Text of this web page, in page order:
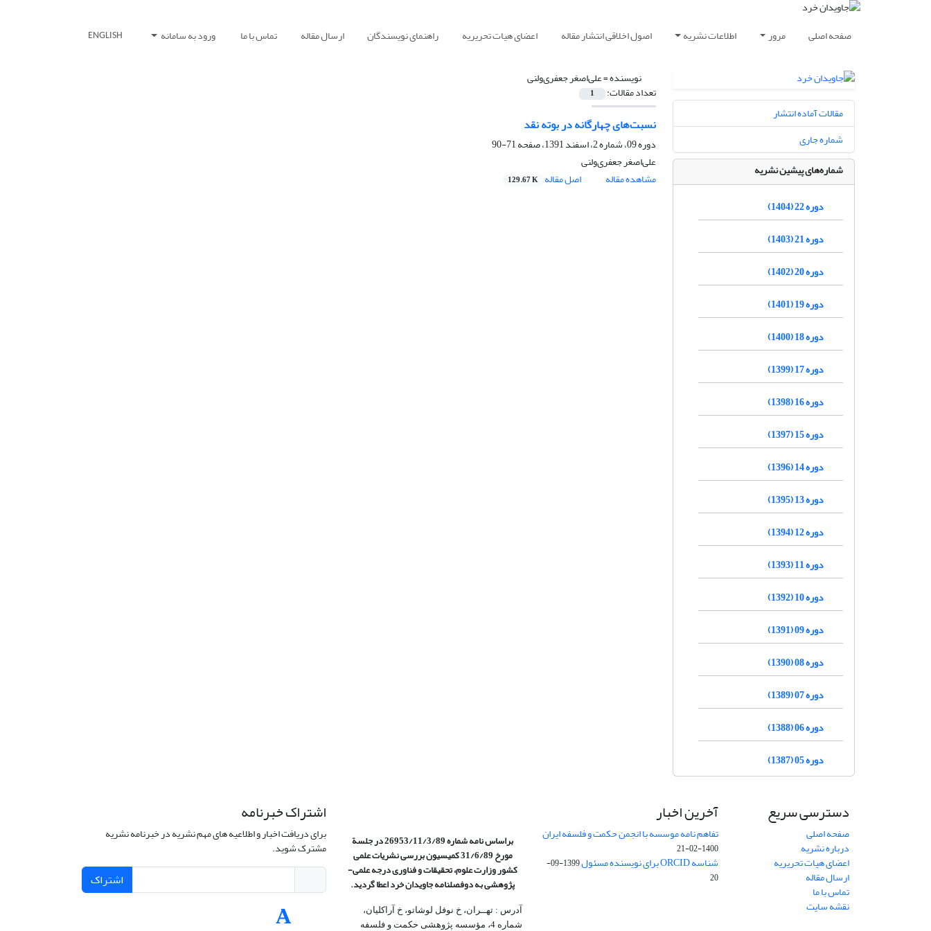
صفحه اصلی مرور اطلاعات نشریه اصول اخلاقی انتشار مقاله اعضای هیات تحریریه راهنمای نویسندگان ارسال مقاله تماس با ما ورود به سامانه ENGLISH
نویسنده =علی‌اصغر جعفری‌ولنی
تعداد مقالات: 1
نسبت‌های چهارگانه در بوته نقد
دوره 09، شماره 2، اسفند 1391، صفحه
71-90
علی‌اصغر جعفری‌ولنی
مشاهده مقاله
اصل مقاله 129.67 K
مقالات آماده انتشار
شماره جاری
شماره‌های پیشین نشریه
دوره 22 (1404)
دوره 21 (1403)
دوره 20 (1402)
دوره 19 (1401)
دوره 18 (1400)
دوره 17 (1399)
دوره 16 (1398)
دوره 15 (1397)
دوره 14 (1396)
دوره 13 (1395)
دوره 12 (1394)
دوره 11 (1393)
دوره 10 (1392)
دوره 09 (1391)
دوره 08 (1390)
دوره 07 (1389)
دوره 06 (1388)
دوره 05 (1387)
دسترسی سریع
صفحه اصلی
درباره نشریه
اعضای هیات تحریریه
ارسال مقاله
تماس با ما
نقشه سایت
آخرین اخبار
تفاهم نامه موسسه با انجمن حکمت و فلسفه ایران
1400-02-21
شناسه ORCID برای نویسنده مسئول
1399-09-
20
براساس نامه شماره 26953/11/3/89 در جلسة
مورخ 31/6/89 کمیسیون
بررسی نشریات علمی
کشور وزارت علوم، تحقیقات و فناوری درجه علمی‌-
پژوهشیبه دوفصلنامه جاویدان خرد اعطا گردید.
آدرس : تهــران، خ نوفل لوشاتو، خ آراکلیان،
شماره 4،‌ مؤسسه پژوهشی حکمت و فلسفه
اشتراک خبرنامه
برای دریافت اخبار و اطلاعیه های مهم نشریه در خبرنامه نشریه
مشترک شوید.
اشتراک